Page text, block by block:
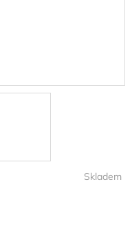
Skladem